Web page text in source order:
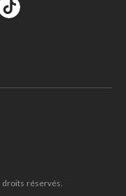
droits réservés.